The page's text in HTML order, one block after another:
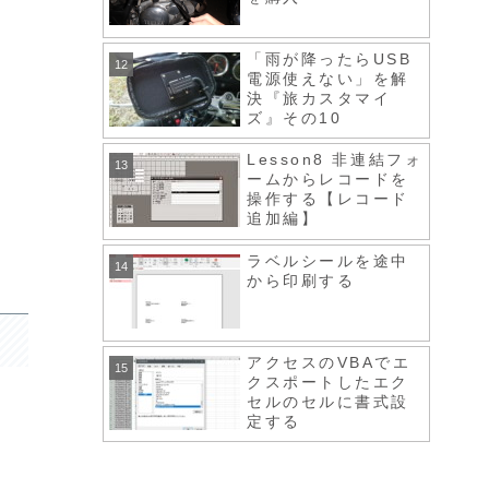
「雨が降ったらUSB
電源使えない」を解
決『旅カスタマイ
ズ』その10
Lesson8 非連結フォ
ームからレコードを
操作する【レコード
追加編】
ラベルシールを途中
から印刷する
アクセスのVBAでエ
クスポートしたエク
セルのセルに書式設
定する